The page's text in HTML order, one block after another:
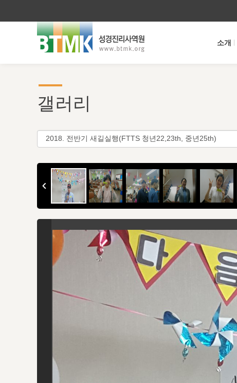
소개
갤러리